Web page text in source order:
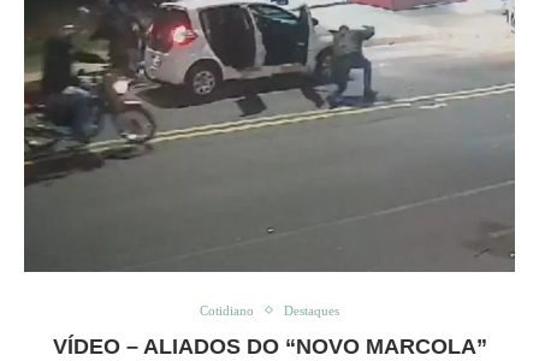
Cotidiano Destaques
VÍDEO – ALIADOS DO “NOVO MARCOLA”